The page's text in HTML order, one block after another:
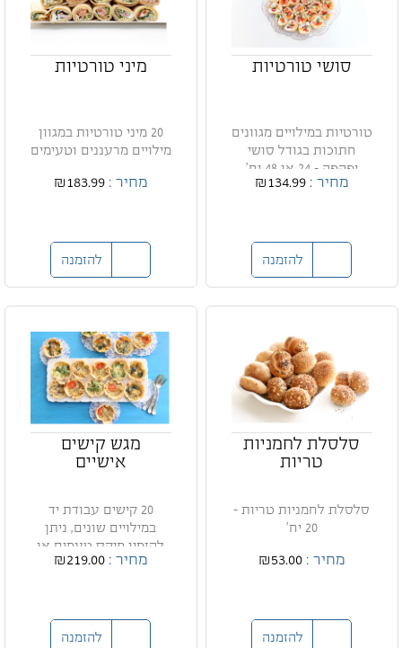
סושי טורטיות
טורטיות במילויים מגוונים
חתוכות בגודל סושי
יפהפה - 24 או 48 יח'
מחיר :₪134.99
להזמנה
מיני טורטיות
20 מיני טורטיות במגוון
מילויים מרעננים וטעימים
מחיר :₪183.99
להזמנה
סלסלת לחמניות
טריות
סלסלת לחמניות טריות -
20 יח'
מחיר :₪53.00
להזמנה
מגש קישים
אישיים
20 קישים עבודת יד
במילויים שונים, ניתן
להזמין מיקס טעמים או
מגשי...מחיר :₪219.00
להזמנה